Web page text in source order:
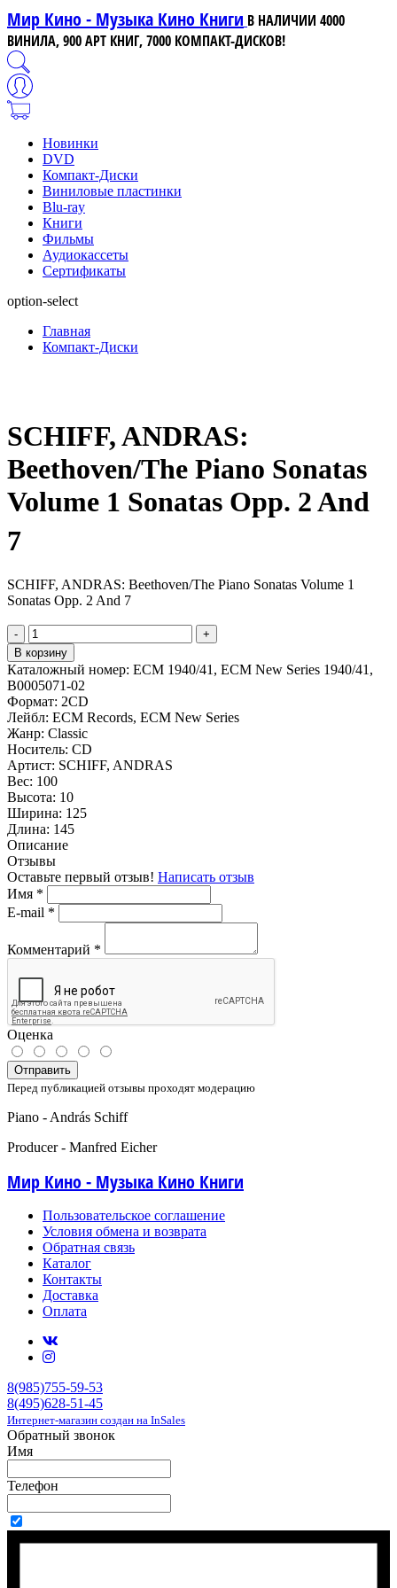
Мир Кино - Музыка Кино Книги В НАЛИЧИИ 4000
ВИНИЛА, 900 АРТ КНИГ, 7000 КОМПАКТ-ДИСКОВ!
Новинки
DVD
Компакт-Диски
Виниловые пластинки
Blu-ray
Книги
Фильмы
Аудиокассеты
Сертификаты
option-select
Главная
Компакт-Диски
SCHIFF, ANDRAS:
Beethoven/The Piano Sonatas
Volume 1 Sonatas Opp. 2 And
7
SCHIFF, ANDRAS: Beethoven/The Piano Sonatas Volume 1
Sonatas Opp. 2 And 7
-
+
В корзину
Каталожный номер: ECM 1940/41, ECM New Series 1940/41,
B0005071-02
Формат: 2CD
Лейбл: ECM Records, ECM New Series
Жанр: Classic
Носитель: CD
Артист: SCHIFF, ANDRAS
Вес: 100
Высота: 10
Ширина: 125
Длина: 145
Описание
Отзывы
Оставьте первый отзыв! Написать отзыв
Имя *
E-mail *
Комментарий *
Оценка
Отправить
Перед публикацией отзывы проходят модерацию
Piano - András Schiff
Producer - Manfred Eicher
Мир Кино - Музыка Кино Книги
Пользовательское соглашение
Условия обмена и возврата
Обратная связь
Каталог
Контакты
Доставка
Оплата
8(985)755-59-53
8(495)628-51-45
Интернет-магазин создан на InSales
Обратный звонок
Имя
Телефон